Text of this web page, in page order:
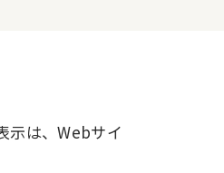
示は、Webサイ